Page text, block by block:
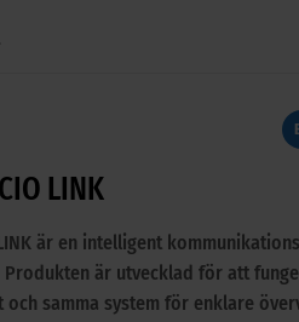
LINK
LINK är en intelligent
Produkten är utvecklad för att
och samma system för enklare